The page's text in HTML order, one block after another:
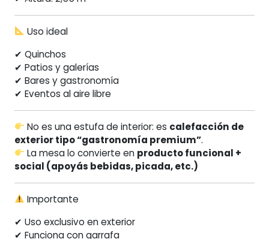
Uso ideal
✔ Quinchos
✔ Patios y galerías
✔ Bares y gastronomía
✔ Eventos al aire libre
No es una estufa de interior: es calefacción de
exterior tipo “gastronomía premium”.
La mesa lo convierte en producto funcional +
social (apoyás bebidas, picada, etc.)
Importante
✔ Uso exclusivo en exterior
✔ Funciona con garrafa